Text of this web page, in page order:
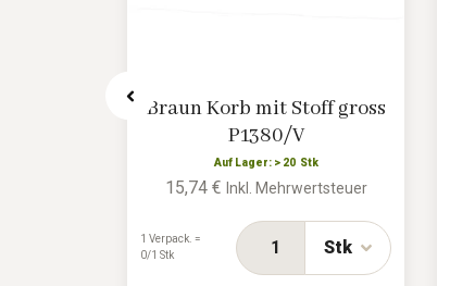
Braun Korb mit Stoff gross
P1380/V
Auf Lager: > 20 Stk
15,74 € Inkl. Mehrwertsteuer
Stk
1 Verpack. =
0/1 Stk